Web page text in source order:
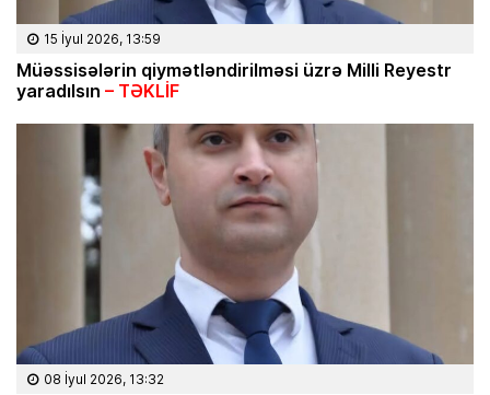
15 İyul 2026, 13:59
Müəssisələrin qiymətləndirilməsi üzrə Milli Reyestr
yaradılsın – TƏKLİF
08 İyul 2026, 13:32